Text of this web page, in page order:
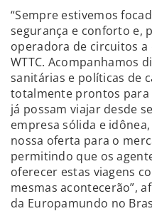
“Sempre estivemos
segurança e conforto e,
operadora de circuitos
WTTC. Acompanhamos
sanitárias e políticas de
totalmente prontos para
já possam viajar desde
empresa sólida e
nossa oferta para o
permitindo que os
oferecer estas viagens
mesmas acontecerão”,
da Europamundo no